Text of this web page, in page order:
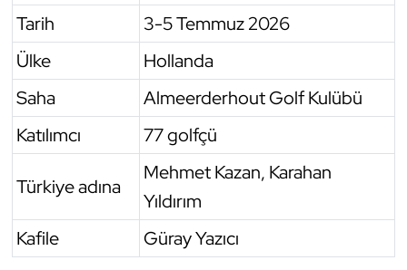
Tarih
3-5 Temmuz 2026
Ülke
Hollanda
Saha
Almeerderhout Golf Kulübü
Katılımcı
77 golfçü
Türkiye adına
Mehmet Kazan, Karahan
Yıldırım
Kafile
Güray Yazıcı
Wushu Kungfu
Yelken
Yüzme